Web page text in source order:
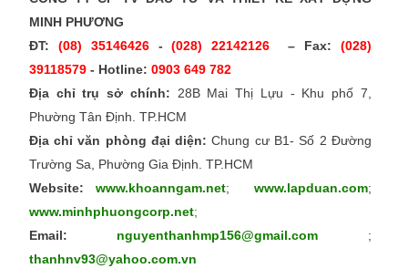
MINH PHƯƠNG
ĐT: (08) 35146426-(028) 22142126 – Fax: (028)
39118579- Hotline: 0903 649 782
Địa chỉ trụ sở chính: 28B Mai Thị Lựu - Khu phố 7,
Phường Tân Định. TP.HCM
Địa chỉ văn phòng đại diện: Chung cư B1- Số 2 Đường
Trường Sa, Phường Gia Định. TP.HCM
Website:
www.khoanngam.net; www.lapduan.com;
www.minhphuongcorp.net;
Email: nguyenthanhmp156@gmail.com ;
thanhnv93@yahoo.com.vn